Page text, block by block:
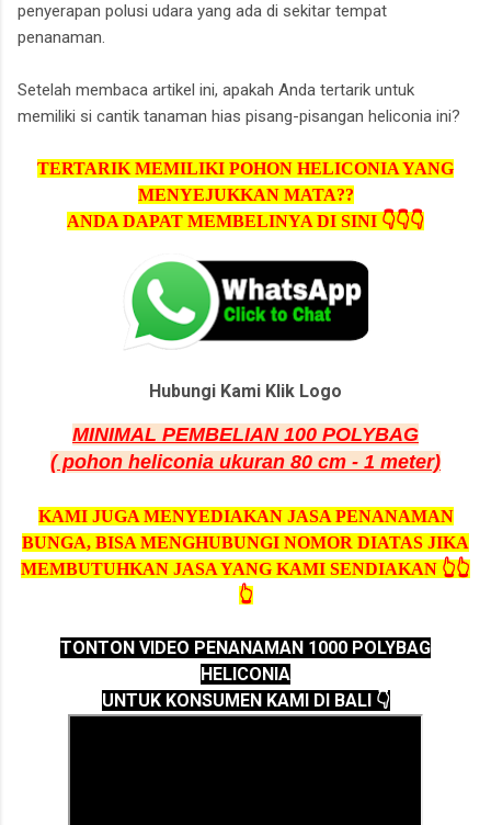
penyerapan polusi udara yang ada di sekitar tempat
penanaman.
Setelah membaca artikel ini, apakah Anda tertarik untuk
memiliki si cantik tanaman hias pisang-pisangan heliconia ini?
TERTARIK MEMILIKI POHON HELICONIA YANG
MENYEJUKKAN MATA??
ANDA DAPAT MEMBELINYA DI SINI 👇👇👇
Hubungi Kami Klik Logo
MINIMAL PEMBELIAN 100 POLYBAG
( pohon heliconia ukuran 80 cm - 1 meter)
KAMI JUGA MENYEDIAKAN JASA PENANAMAN
BUNGA, BISA MENGHUBUNGI NOMOR DIATAS JIKA
MEMBUTUHKAN JASA YANG KAMI SENDIAKAN 👆👆
👆
TONTON VIDEO PENANAMAN 1000 POLYBAG
HELICONIA
UNTUK KONSUMEN KAMI DI BALI 👇